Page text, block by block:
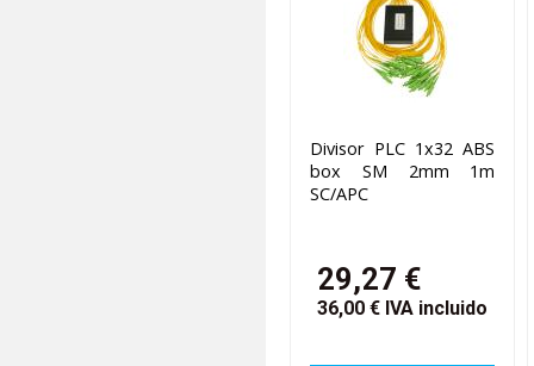
Divisor PLC 1x32 ABS
box SM 2mm 1m
SC/APC
29,27 €
36,00 € IVA incluido